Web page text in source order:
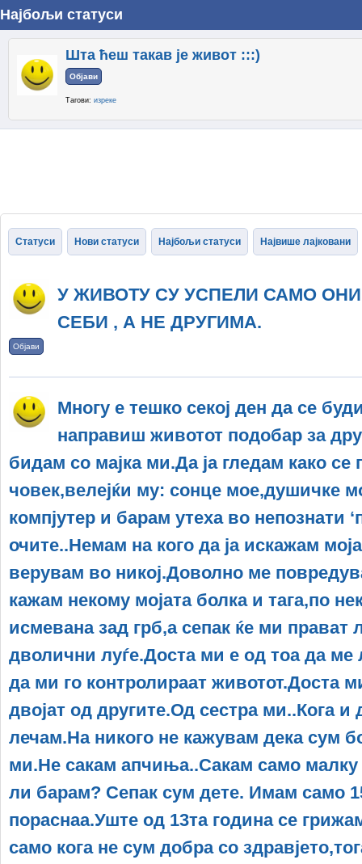
Најбољи статуси
Шта ћеш такав је живот :::)
Објави
Тагови: изреке
Статуси Нови статуси Најбољи статуси Највише лајковани
У ЖИВОТУ СУ УСПЕЛИ САМО
СЕБИ , А НЕ ДРУГИМА.
Објави
Многу е тешко секој ден да се
направиш животот подобар за
бидам со мајка ми.Да ја гледам како се
човек,велејќи му: сонце мое,душичке
компјутер и барам утеха во непознати
очите..Немам на кого да ја искажам
верувам во никој.Доволно ме
кажам некому мојата болка и тага,по
исмевана зад грб,а сепак ќе ми прават
дволични луѓе.Доста ми е од тоа да ме
да ми го контролираат животот.Доста
двојат од другите.Од сестра ми..Кога и
лечам.На никого не кажувам дека сум
ми.Не сакам апчиња..Сакам само малку
ли барам? Сепак сум дете. Имам само
пораснаа.Уште од 13та година се
само кога не сум добра со